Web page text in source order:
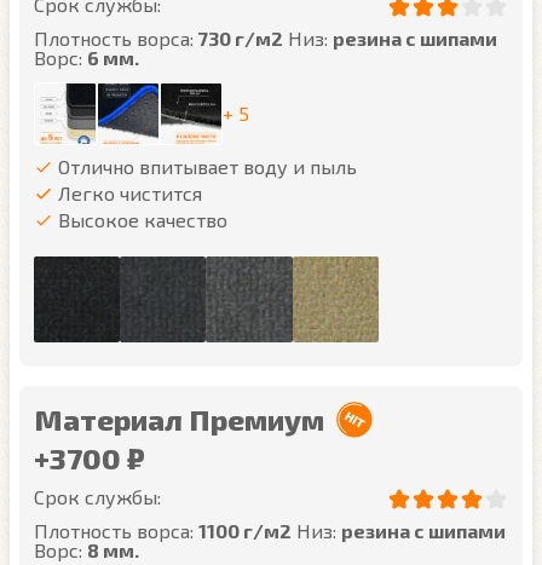
Плотность ворса: 730 г/м2 Низ: резина с шипами
Ворс: 6 мм.
+ 5
Отлично впитывает воду и пыль
Легко чистится
Высокое качество
Материал Премиум
+3700 ₽
Срок службы:
Плотность ворса: 1100 г/м2 Низ: резина с шипами
Ворс: 8 мм.